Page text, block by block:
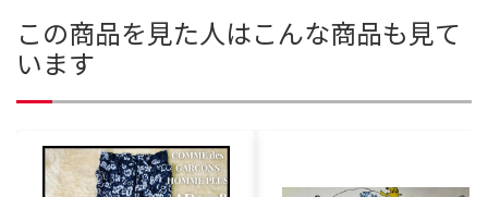
この商品を見た人はこんな商品も見て
います